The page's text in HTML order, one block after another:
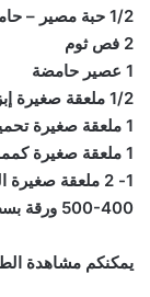
1/2 حبة مصير – حامض مرقد
2 فص ثوم
1 عصير حامضة
1/2 ملعقة صغيرة إبزار- فلفل أسود
1 ملعقة صغيرة تحميرة – فلفل حلو
1 ملعقة صغيرة كممون
1- 2 ملعقة صغيرة الشطة الحارة
500-400 ورقة بسطيلة أو ورق الفيلو
يمكنكم مشاهدة